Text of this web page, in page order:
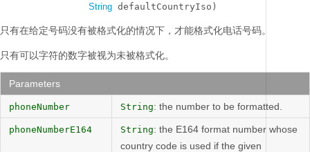
String defaultCountryIso)
只有在给定号码没有被格式化的情况下，才能格式化电话号码。
只有可以字符的数字被视为未被格式化。
Parameters
phoneNumber String: the number to be formatted.
phoneNumberE164 String: the E164 format number whose
country code is used if the given